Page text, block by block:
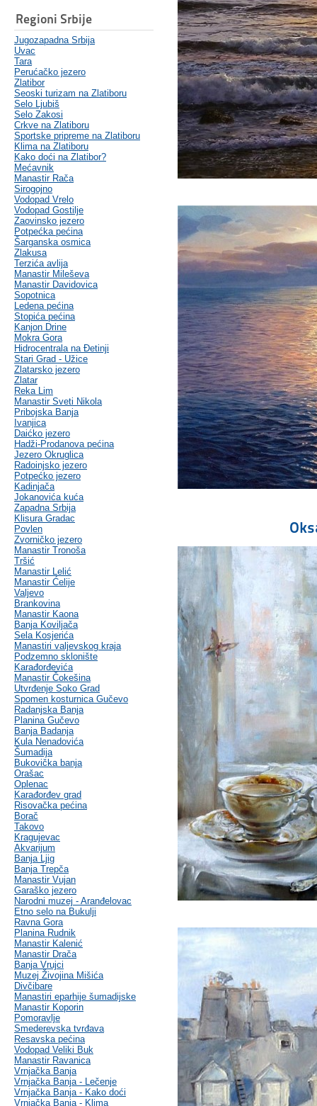
Regioni Srbije
Jugozapadna Srbija
Uvac
Tara
Perućačko jezero
Zlatibor
Seoski turizam na Zlatiboru
Selo Ljubiš
Selo Zakosi
Crkve na Zlatiboru
Sportske pripreme na Zlatiboru
Klima na Zlatiboru
Kako doći na Zlatibor?
Mećavnik
Manastir Rača
Sirogojno
Vodopad Vrelo
Vodopad Gostilje
Zaovinsko jezero
Potpećka pećina
Šarganska osmica
Zlakusa
Terzića avlija
Manastir Mileševa
Manastir Davidovica
Sopotnica
Ledena pećina
Stopića pećina
Kanjon Drine
Mokra Gora
Hidrocentrala na Đetinji
Stari Grad - Užice
Zlatarsko jezero
Zlatar
Reka Lim
Manastir Sveti Nikola
Pribojska Banja
Ivanjica
Daićko jezero
Hadži-Prodanova pećina
Jezero Okruglica
Radoinjsko jezero
Potpećko jezero
Kadinjača
Jokanovića kuća
Zapadna Srbija
Klisura Gradac
Povlen
Zvorničko jezero
Manastir Tronoša
Tršić
Manastir Lelić
Manastir Ćelije
Valjevo
Brankovina
Manastir Kaona
Banja Koviljača
Sela Kosjerića
Manastiri valjevskog kraja
Podzemno sklonište
Karađorđevića
Manastir Čokešina
Utvrđenje Soko Grad
Spomen kosturnica Gučevo
Radanjska Banja
Planina Gučevo
Banja Badanja
Kula Nenadovića
Šumadija
Bukovička banja
Orašac
Oplenac
Karađorđev grad
Risovačka pećina
Borač
Takovo
Kragujevac
Akvarijum
Banja Ljig
Banja Trepča
Manastir Vujan
Garaško jezero
Narodni muzej - Aranđelovac
Etno selo na Bukulji
Ravna Gora
Planina Rudnik
Manastir Kalenić
Manastir Drača
Banja Vrujci
Muzej Živojina Mišića
Divčibare
Manastiri eparhije šumadijske
Manastir Koporin
Pomoravlje
Smederevska tvrđava
Resavska pećina
Vodopad Veliki Buk
Manastir Ravanica
Vrnjačka Banja
Vrnjačka Banja - Lečenje
Vrnjačka Banja - Kako doći
Vrnjačka Banja - Klima